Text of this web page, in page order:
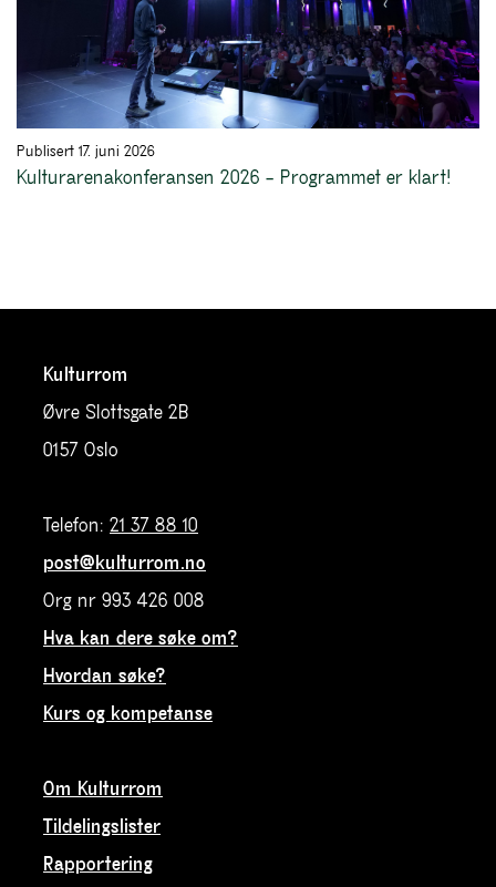
Publisert 17. juni 2026
Kulturarenakonferansen 2026 – Programmet er klart!
Kulturrom
Øvre Slottsgate 2B
0157 Oslo
Telefon: 21 37 88 10
post@kulturrom.no
Org nr 993 426 008
Hva kan dere søke om?
Hvordan søke?
Kurs og kompetanse
Om Kulturrom
Tildelingslister
Rapportering